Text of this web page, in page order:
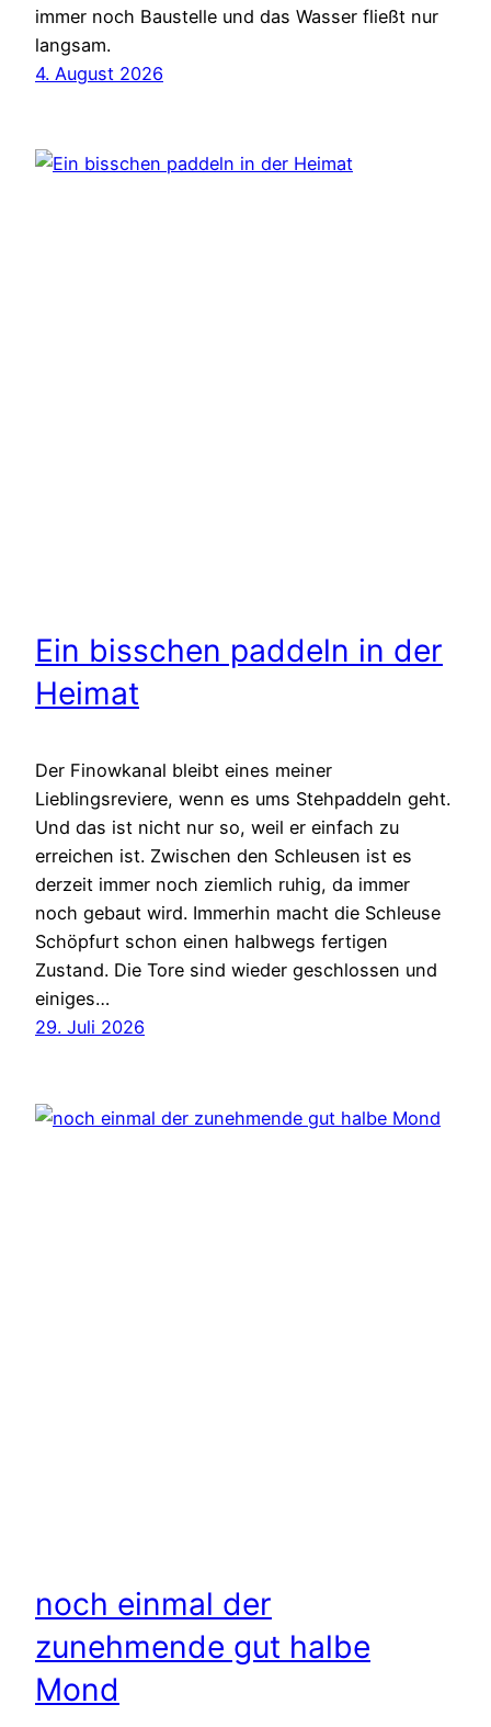
immer noch Baustelle und das Wasser fließt nur
langsam.
4. August 2026
Ein bisschen paddeln in der
Heimat
Der Finowkanal bleibt eines meiner
Lieblingsreviere, wenn es ums Stehpaddeln geht.
Und das ist nicht nur so, weil er einfach zu
erreichen ist. Zwischen den Schleusen ist es
derzeit immer noch ziemlich ruhig, da immer
noch gebaut wird. Immerhin macht die Schleuse
Schöpfurt schon einen halbwegs fertigen
Zustand. Die Tore sind wieder geschlossen und
einiges…
29. Juli 2026
noch einmal der
zunehmende gut halbe
Mond